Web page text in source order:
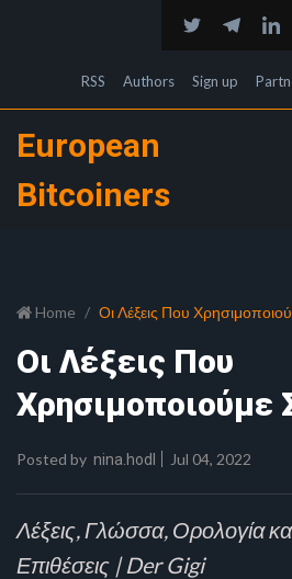
RSS Authors Sign up
European
Bitcoiners
Home Οι Λέξεις Που
Οι Λέξεις Που
Χρησιμοποιούμε
Posted by nina.hodl Jul 04, 2022
Λέξεις, Γλώσσα, Ορολογία
Επιθέσεις | Der Gigi